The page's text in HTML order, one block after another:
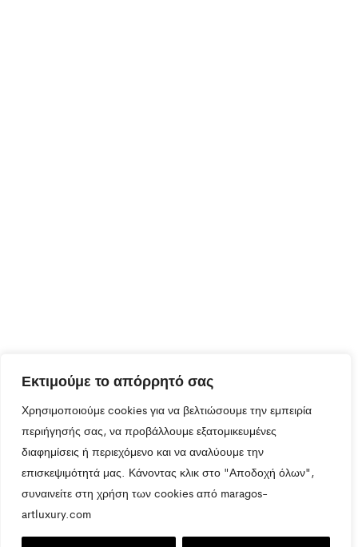
Εκτιμούμε το απόρρητό σας
Χρησιμοποιούμε cookies για να βελτιώσουμε την εμπειρία
περιήγησής σας, να προβάλλουμε εξατομικευμένες
διαφημίσεις ή περιεχόμενο και να αναλύουμε την
επισκεψιμότητά μας. Κάνοντας κλικ στο "Αποδοχή όλων",
συναινείτε στη χρήση των cookies από maragos-
artluxury.com